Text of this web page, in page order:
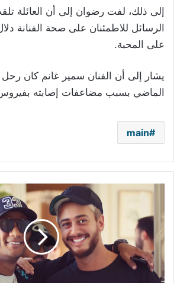
إلى ذلك، لفت رضوان إلى أن العائلة
الرسائل للاطمئنان على صحة الفنانة
على المحبة.
يشار إلى أن الفنان سمير غانم كان
الماضي بسبب مضاعفات إصابته
main
المياه
بين
ورمضان..
"إنساي"
على
يوتيوب